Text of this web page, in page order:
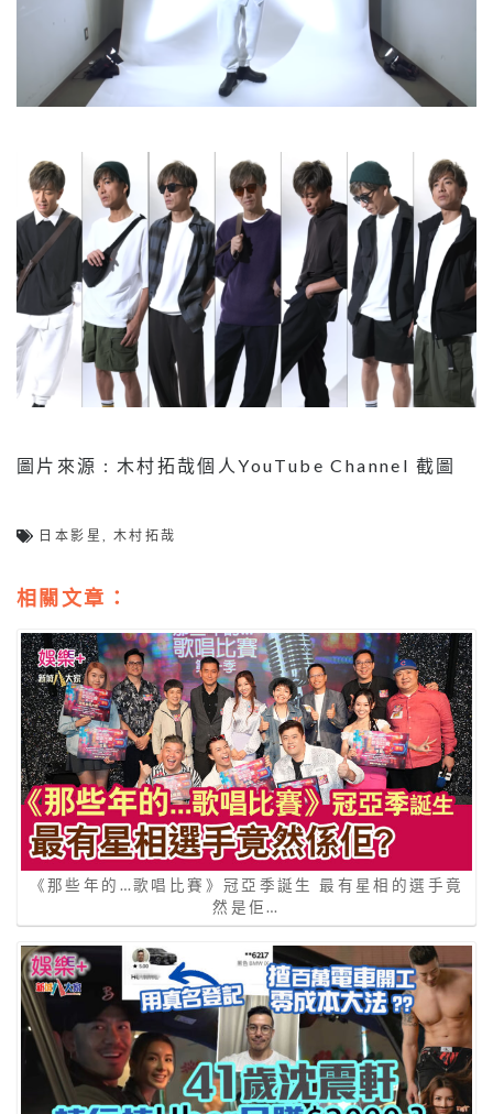
圖片來源 : 木村拓哉個人YouTube Channel 截圖
日本影星, 木村拓哉
相關文章：
《那些年的…歌唱比賽》冠亞季誕生 最有星相的選手竟
然是佢…